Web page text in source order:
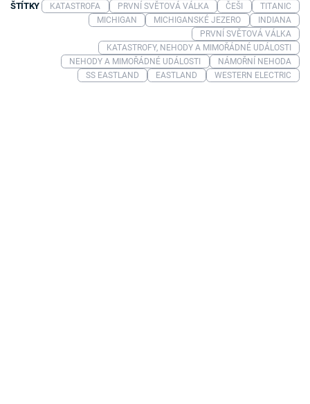
ŠTÍTKY KATASTROFA PRVNÍ SVĚTOVÁ VÁLKA ČEŠI
TITANIC
MICHIGAN
MICHIGANSKÉ JEZERO
INDIANA
PRVNÍ SVĚTOVÁ VÁLKA
KATASTROFY, NEHODY A MIMOŘÁDNÉ UDÁLOSTI
NEHODY A MIMOŘÁDNÉ UDÁLOSTI
NÁMOŘNÍ NEHODA
SS EASTLAND
EASTLAND WESTERN ELECTRIC